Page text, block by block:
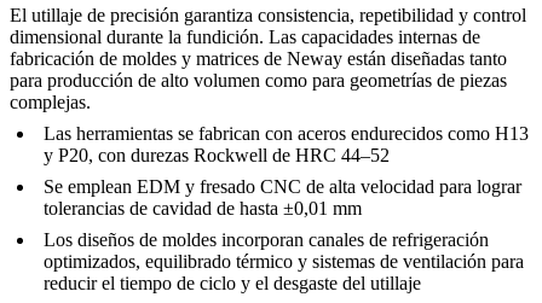
El utillaje de precisión garantiza consistencia, repetibilidad y control
dimensional durante la fundición. Las capacidades internas de
fabricación de moldes y matrices de Neway están diseñadas tanto
para producción de alto volumen como para geometrías de piezas
complejas.
Las herramientas se fabrican con aceros endurecidos como H13
y P20, con durezas Rockwell de HRC 44–52
Se emplean EDM y fresado CNC de alta velocidad para lograr
tolerancias de cavidad de hasta ±0,01 mm
Los diseños de moldes incorporan canales de refrigeración
optimizados, equilibrado térmico y sistemas de ventilación para
reducir el tiempo de ciclo y el desgaste del utillaje